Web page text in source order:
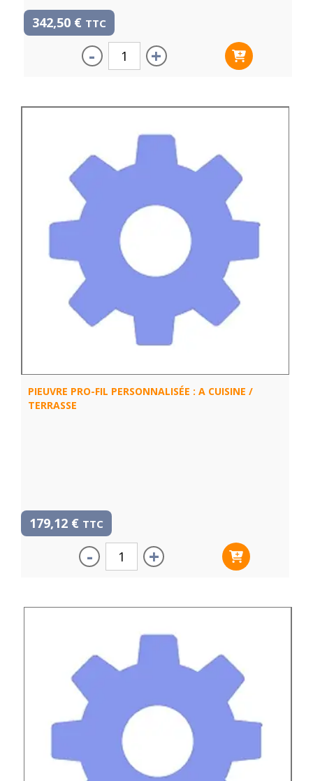
342,50 € TTC
- +
PIEUVRE PRO-FIL PERSONNALISÉE : A CUISINE /
TERRASSE
179,12 € TTC
- +